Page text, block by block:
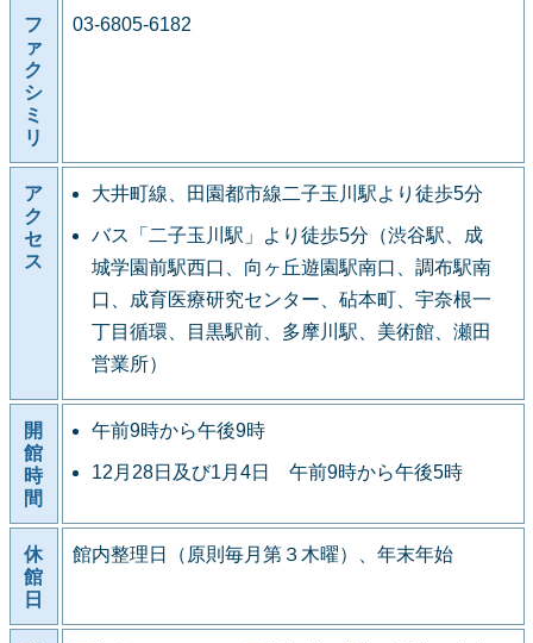
フ
ァ
ク
シ
ミ
リ
03-6805-6182
ア
ク
セ
ス
大井町線、田園都市線二子玉川駅より徒歩5分
バス「二子玉川駅」より徒歩5分（渋谷駅、成
城学園前駅西口、向ヶ丘遊園駅南口、調布駅南
口、成育医療研究センター、砧本町、宇奈根一
丁目循環、目黒駅前、多摩川駅、美術館、瀬田
営業所）
開
館
時
間
午前9時から午後9時
12月28日及び1月4日 午前9時から午後5時
休
館
日
館内整理日（原則毎月第３木曜）、年末年始